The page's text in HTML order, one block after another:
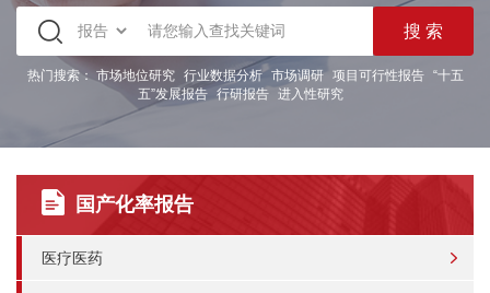
热门搜索： 市场地位研究 行业数据分析 市场调研 项目可行性报告
“十五
五”发展报告 行研报告 进入性研究
国产化率报告
医疗医药